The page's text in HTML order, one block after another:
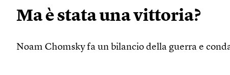
Ma è stata una vittoria?
Noam Chomsky fa un bilancio della guerra e